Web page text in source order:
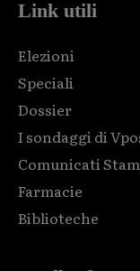
Link utili
Elezioni
Speciali
Dossier
I sondaggi di
Comunicati
Farmacie
Biblioteche